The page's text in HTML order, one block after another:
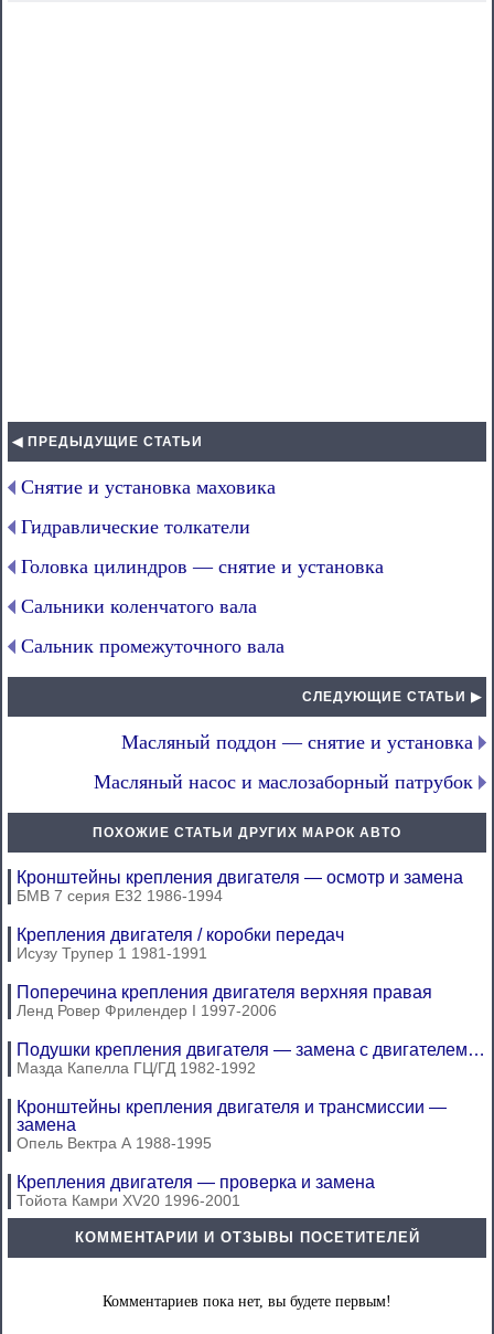
◀ ПРЕДЫДУЩИЕ СТАТЬИ
Снятие и установка маховика
Гидравлические толкатели
Головка цилиндров — снятие и установка
Сальники коленчатого вала
Сальник промежуточного вала
СЛЕДУЮЩИЕ СТАТЬИ ▶
Масляный поддон — снятие и установка
Масляный насос и маслозаборный патрубок
ПОХОЖИЕ СТАТЬИ ДРУГИХ МАРОК АВТО
Кронштейны крепления двигателя — осмотр и замена
БМВ 7 серия Е32 1986-1994
Крепления двигателя / коробки передач
Исузу Трупер 1 1981-1991
Поперечина крепления двигателя верхняя правая
Ленд Ровер Фрилендер I 1997-2006
Подушки крепления двигателя — замена с двигателем…
Мазда Капелла ГЦ/ГД 1982-1992
Кронштейны крепления двигателя и трансмиссии —
замена
Опель Вектра А 1988-1995
Крепления двигателя — проверка и замена
Тойота Камри XV20 1996-2001
КОММЕНТАРИИ И ОТЗЫВЫ ПОСЕТИТЕЛЕЙ
Комментариев пока нет, вы будете первым!